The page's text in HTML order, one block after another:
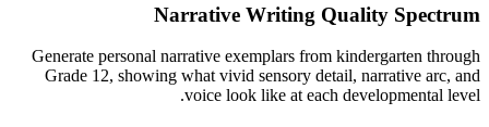
Narrative Writing Quality Spectrum
Generate personal narrative exemplars from kindergarten through
Grade 12, showing what vivid sensory detail, narrative arc, and
voice look like at each developmental level.